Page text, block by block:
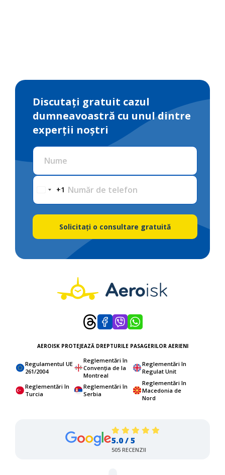
Discutați gratuit cazul
dumneavoastră cu unul dintre
experții noștri
Nume
Număr de telefon
+1
Solicitați o consultare gratuită
AEROISK PROTEJEAZĂ DREPTURILE PASAGERILOR AERIENI
Regulamentul UE
261/2004
Reglementări în
Convenția de la
Montreal
Reglementări în
Regulat Unit
Reglementări în
Turcia
Reglementări în
Serbia
Reglementări în
Macedonia de
Nord
5.0 / 5
505 RECENZII